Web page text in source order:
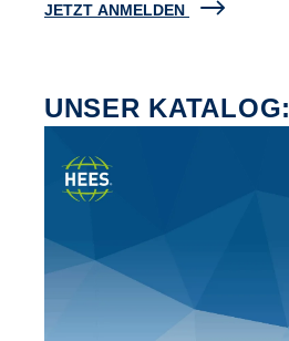
JETZT ANMELDEN
UNSER KATALOG: